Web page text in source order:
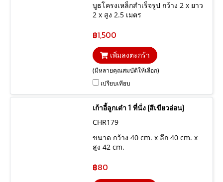
บูธโครงเหล็กสำเร็จรูป กว้าง 2 x ยาว
2 x สูง 2.5 เมตร
฿1,500
เพิ่มลงตะกร้า
(มีหลายคุณสมบัติให้เลือก)
เปรียบเทียบ
เก้าอี้ลูกเต๋า 1 ที่นั่ง (สีเขียวอ่อน)
CHR179
ขนาด กว้าง 40 cm. x ลึก 40 cm. x
สูง 42 cm.
฿80